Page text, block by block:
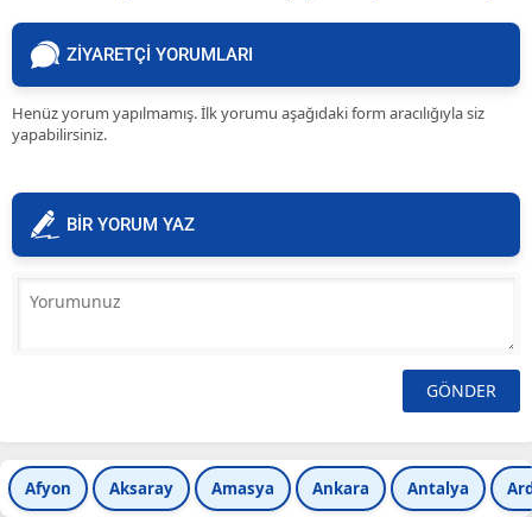
ZİYARETÇİ YORUMLARI
Henüz yorum yapılmamış. İlk yorumu aşağıdaki form aracılığıyla siz
yapabilirsiniz.
BİR YORUM YAZ
Afyon Aksaray Amasya Ankara Antalya